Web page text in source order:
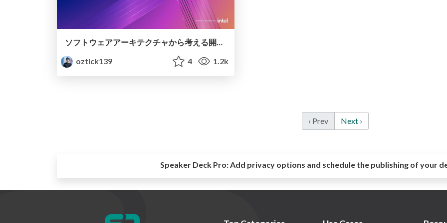
ソフトウェアアーキテクチャから考える開発チームの在り方 / How a development team should be from the viewpoint of software architecture
oztick139
4 1.2k
‹ Prev Next ›
Speaker Deck Pro:Add privacy options and schedule the publishing of your